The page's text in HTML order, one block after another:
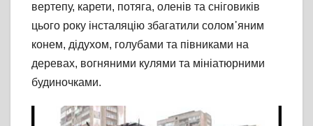
вертепу, карети, потяга, оленів та сніговиків
цього року інсталяцію збагатили солом᾽яним
конем, дідухом, голубами та півниками на
деревах, вогняними кулями та мініатюрними
будиночками.